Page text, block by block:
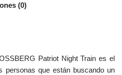
(0)
Patriot Night Train es el
personas que están buscando un